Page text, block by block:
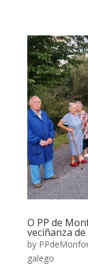
O PP de
veciñanza
by
galego